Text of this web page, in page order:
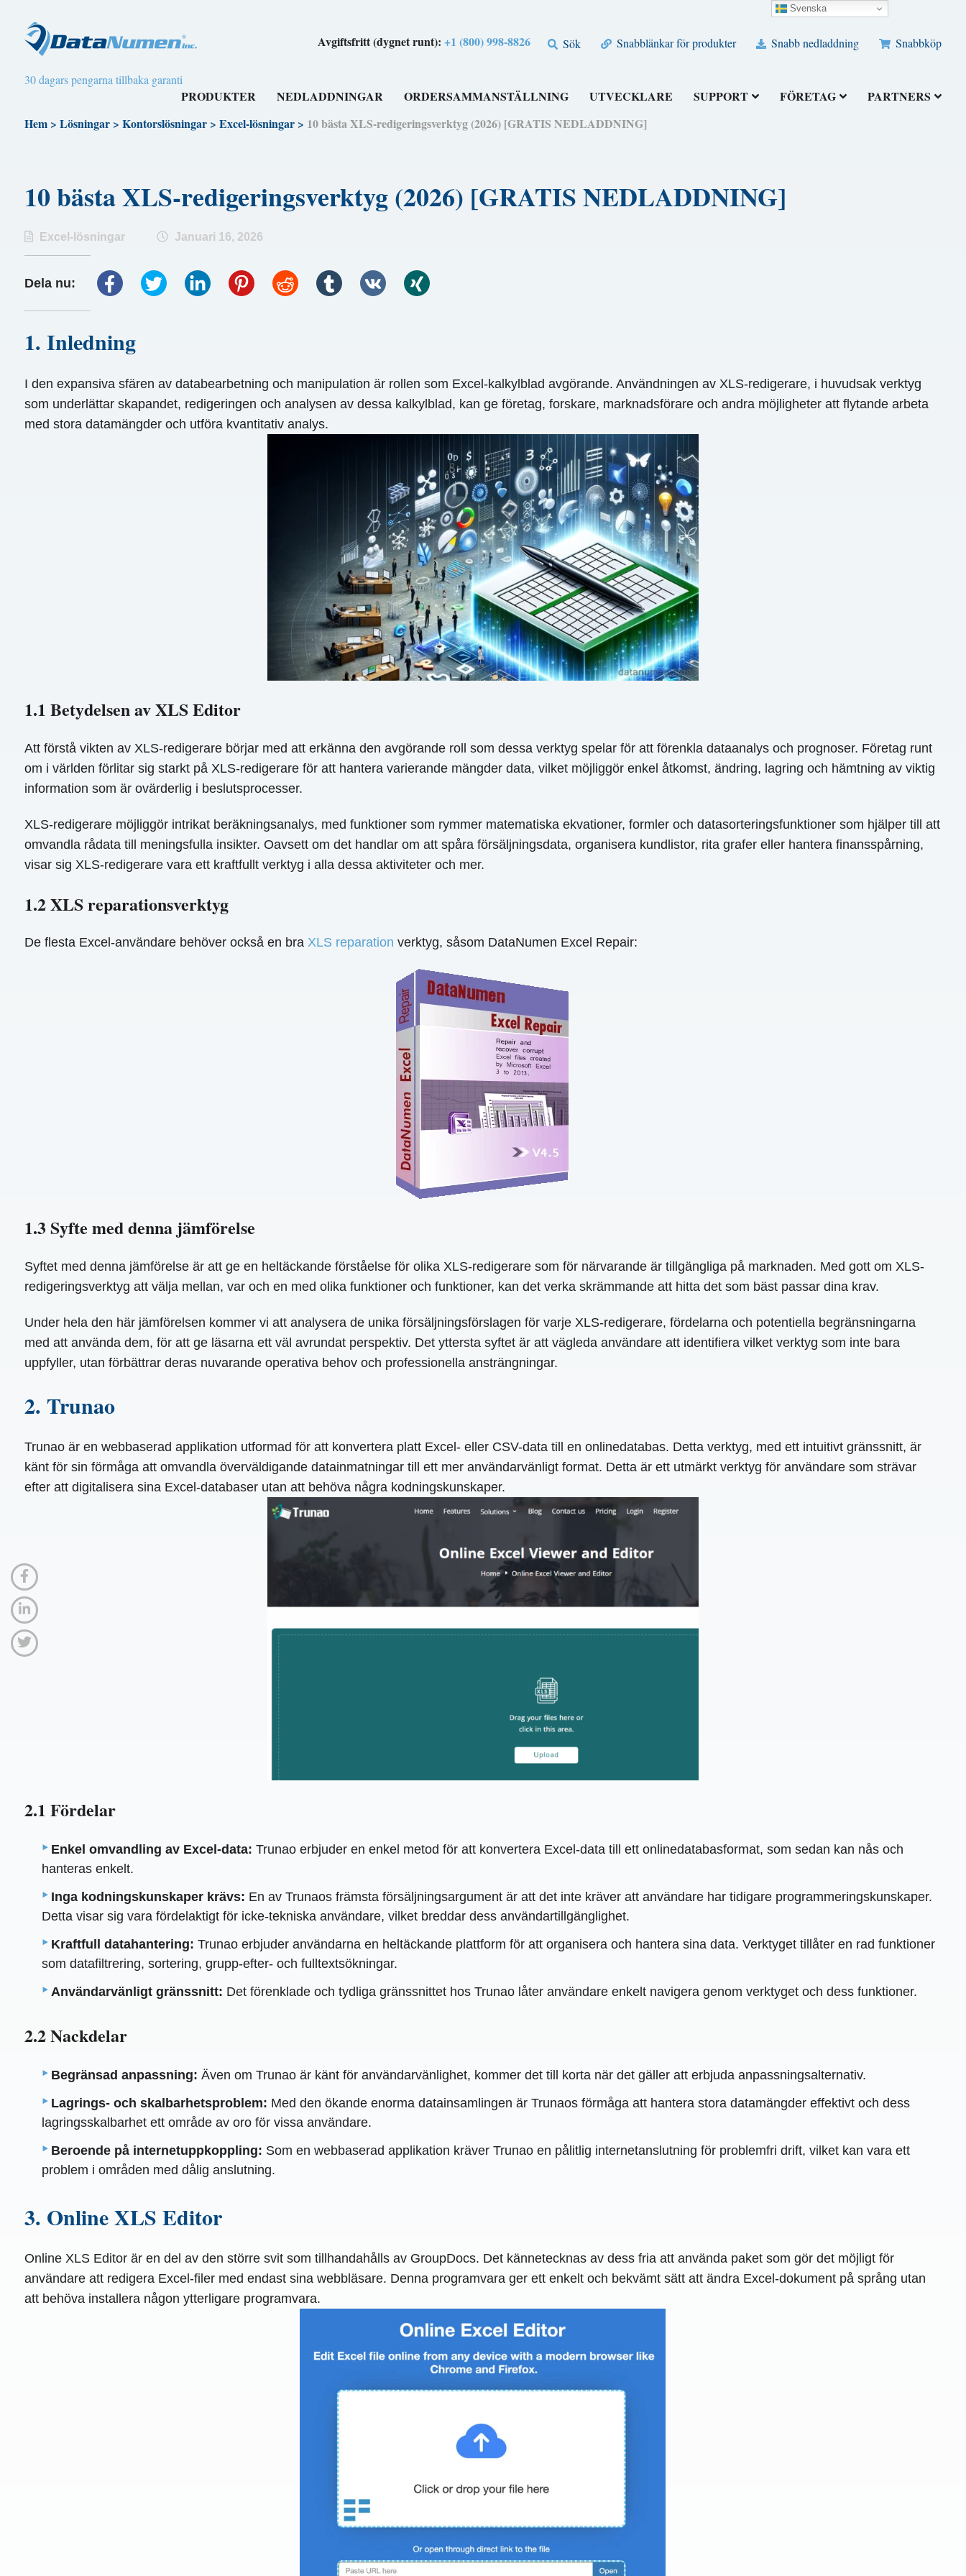
Avgiftsfritt (dygnet runt):+1 (800) 998-8826 Sök Snabblänkar för produkter Snabb nedladdning Snabbköp
30 dagars pengarna tillbaka garanti
PRODUKTER NEDLADDNINGAR ORDERSAMMANSTÄLLNING UTVECKLARE SUPPORT FÖRETAG
PARTNERS
Hem> Lösningar> Kontorslösningar> Excel-lösningar> 10 bästa XLS-redigeringsverktyg (2026) [GRATIS NEDLADDNING]
10 bästa XLS-redigeringsverktyg (2026) [GRATIS NEDLADDNING]
Excel-lösningar Januari 16, 2026
Dela nu:
1. Inledning
I den expansiva sfären av databearbetning och manipulation är rollen som Excel-kalkylblad avgörande. Användningen av XLS-redigerare, i huvudsak verktyg
som underlättar skapandet, redigeringen och analysen av dessa kalkylblad, kan ge företag, forskare, marknadsförare och andra möjligheter att flytande arbeta
med stora datamängder och utföra kvantitativ analys.
1.1 Betydelsen av XLS Editor
Att förstå vikten av XLS-redigerare börjar med att erkänna den avgörande roll som dessa verktyg spelar för att förenkla dataanalys och prognoser. Företag runt
om i världen förlitar sig starkt på XLS-redigerare för att hantera varierande mängder data, vilket möjliggör enkel åtkomst, ändring, lagring och hämtning av viktig
information som är ovärderlig i beslutsprocesser.
XLS-redigerare möjliggör intrikat beräkningsanalys, med funktioner som rymmer matematiska ekvationer, formler och datasorteringsfunktioner som hjälper till att
omvandla rådata till meningsfulla insikter. Oavsett om det handlar om att spåra försäljningsdata, organisera kundlistor, rita grafer eller hantera finansspårning,
visar sig XLS-redigerare vara ett kraftfullt verktyg i alla dessa aktiviteter och mer.
1.2 XLS reparationsverktyg
De flesta Excel-användare behöver också en bra XLS reparation verktyg, såsom DataNumen Excel Repair:
1.3 Syfte med denna jämförelse
Syftet med denna jämförelse är att ge en heltäckande förståelse för olika XLS-redigerare som för närvarande är tillgängliga på marknaden. Med gott om XLS-
redigeringsverktyg att välja mellan, var och en med olika funktioner och funktioner, kan det verka skrämmande att hitta det som bäst passar dina krav.
Under hela den här jämförelsen kommer vi att analysera de unika försäljningsförslagen för varje XLS-redigerare, fördelarna och potentiella begränsningarna
med att använda dem, för att ge läsarna ett väl avrundat perspektiv. Det yttersta syftet är att vägleda användare att identifiera vilket verktyg som inte bara
uppfyller, utan förbättrar deras nuvarande operativa behov och professionella ansträngningar.
2. Trunao
Trunao är en webbaserad applikation utformad för att konvertera platt Excel- eller CSV-data till en onlinedatabas. Detta verktyg, med ett intuitivt gränssnitt, är
känt för sin förmåga att omvandla överväldigande datainmatningar till ett mer användarvänligt format. Detta är ett utmärkt verktyg för användare som strävar
efter att digitalisera sina Excel-databaser utan att behöva några kodningskunskaper.
2.1 Fördelar
Enkel omvandling av Excel-data: Trunao erbjuder en enkel metod för att konvertera Excel-data till ett onlinedatabasformat, som sedan kan nås och
hanteras enkelt.
Inga kodningskunskaper krävs: En av Trunaos främsta försäljningsargument är att det inte kräver att användare har tidigare programmeringskunskaper.
Detta visar sig vara fördelaktigt för icke-tekniska användare, vilket breddar dess användartillgänglighet.
Kraftfull datahantering: Trunao erbjuder användarna en heltäckande plattform för att organisera och hantera sina data. Verktyget tillåter en rad funktioner
som datafiltrering, sortering, grupp-efter- och fulltextsökningar.
Användarvänligt gränssnitt: Det förenklade och tydliga gränssnittet hos Trunao låter användare enkelt navigera genom verktyget och dess funktioner.
2.2 Nackdelar
Begränsad anpassning: Även om Trunao är känt för användarvänlighet, kommer det till korta när det gäller att erbjuda anpassningsalternativ.
Lagrings- och skalbarhetsproblem: Med den ökande enorma datainsamlingen är Trunaos förmåga att hantera stora datamängder effektivt och dess
lagringsskalbarhet ett område av oro för vissa användare.
Beroende på internetuppkoppling: Som en webbaserad applikation kräver Trunao en pålitlig internetanslutning för problemfri drift, vilket kan vara ett
problem i områden med dålig anslutning.
3. Online XLS Editor
Online XLS Editor är en del av den större svit som tillhandahålls av GroupDocs. Det kännetecknas av dess fria att använda paket som gör det möjligt för
användare att redigera Excel-filer med endast sina webbläsare. Denna programvara ger ett enkelt och bekvämt sätt att ändra Excel-dokument på språng utan
att behöva installera någon ytterligare programvara.
Svenska